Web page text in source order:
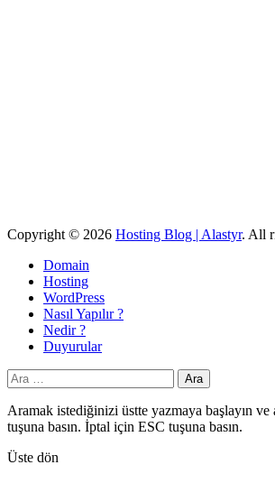
Copyright © 2026 Hosting Blog | Alastyr. All
Domain
Hosting
WordPress
Nasıl Yapılır ?
Nedir ?
Duyurular
Arama:
Aramak istediğinizi üstte yazmaya başlayın ve
tuşuna basın. İptal için ESC tuşuna basın.
Üste dön